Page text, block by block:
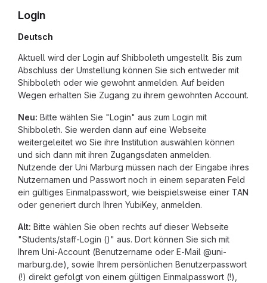
Login
Deutsch
Aktuell wird der Login auf Shibboleth umgestellt. Bis zum
Abschluss der Umstellung können Sie sich entweder mit
Shibboleth oder wie gewohnt anmelden. Auf beiden
Wegen erhalten Sie Zugang zu ihrem gewohnten Account.
Neu: Bitte wählen Sie "Login" aus zum Login mit
Shibboleth. Sie werden dann auf eine Webseite
weitergeleitet wo Sie ihre Institution auswählen können
und sich dann mit ihren Zugangsdaten anmelden.
Nutzende der Uni Marburg müssen nach der Eingabe ihres
Nutzernamen und Passwort noch in einem separaten Feld
ein gültiges Einmalpasswort, wie beispielsweise einer TAN
oder generiert durch Ihren YubiKey, anmelden.
Alt: Bitte wählen Sie oben rechts auf dieser Webseite
"Students/staff-Login ()" aus. Dort können Sie sich mit
Ihrem Uni-Account (Benutzername oder E-Mail @uni-
marburg.de), sowie Ihrem persönlichen Benutzerpasswort
(!) direkt gefolgt von einem gültigen Einmalpasswort (!),